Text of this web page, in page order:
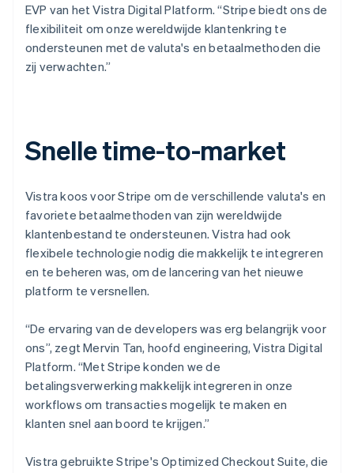
EVP van het Vistra Digital Platform. “Stripe biedt ons de
flexibiliteit om onze wereldwijde klantenkring te
ondersteunen met de valuta's en betaalmethoden die
zij verwachten.”
Snelle time-to-market
Vistra koos voor Stripe om de verschillende valuta's en
favoriete betaalmethoden van zijn wereldwijde
klantenbestand te ondersteunen. Vistra had ook
flexibele technologie nodig die makkelijk te integreren
en te beheren was, om de lancering van het nieuwe
platform te versnellen.
“De ervaring van de developers was erg belangrijk voor
ons”, zegt Mervin Tan, hoofd engineering, Vistra Digital
Platform. “Met Stripe konden we de
betalingsverwerking makkelijk integreren in onze
workflows om transacties mogelijk te maken en
klanten snel aan boord te krijgen.”
Vistra gebruikte Stripe's Optimized Checkout Suite, die